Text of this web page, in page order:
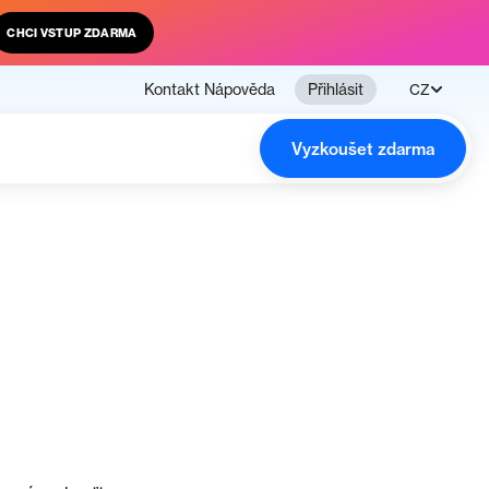
CHCI VSTUP ZDARMA
Kontakt Nápověda Přihlásit CZ
Vyzkoušet zdarma